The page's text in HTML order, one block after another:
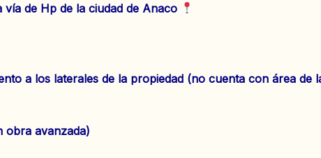
de Hp de la ciudad de Anaco
a los laterales de la propiedad (no cuenta con área de
obra avanzada)